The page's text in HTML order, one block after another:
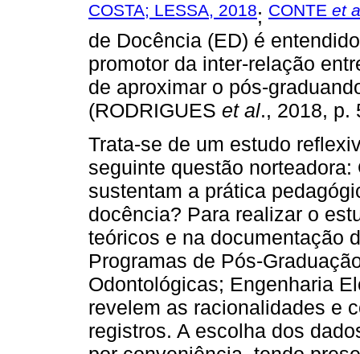
COSTA; LESSA, 2018; CONTE et
de Docência (ED) é
promotor da inter-relação
de aproximar o pós-
(RODRIGUES et al., 2018, p.
Trata-se de um estudo
seguinte questão
sustentam a prática
docência? Para realizar o
teóricos e na documentação
Programas de Pós-
Odontológicas; Engenharia
revelem as racionalidades e
registros. A escolha dos